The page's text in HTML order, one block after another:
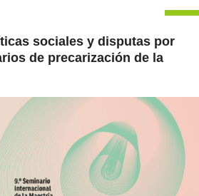
sociales y disputas por
de precarización de la